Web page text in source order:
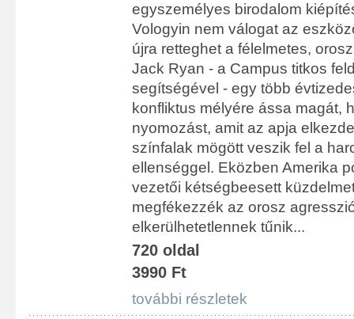
egyszemélyes birodalom
Vologyin nem válogat az
újra retteghet a félelmetes,
Jack Ryan - a Campus titkos
segítségével - egy több
konfliktus mélyére ássa magát,
nyomozást, amit az apja
színfalak mögött veszik fel a
ellenséggel. Eközben Amerika
vezetői kétségbeesett
megfékezzék az orosz
elkerülhetetlennek tűnik...
720 oldal
3990 Ft
további részletek